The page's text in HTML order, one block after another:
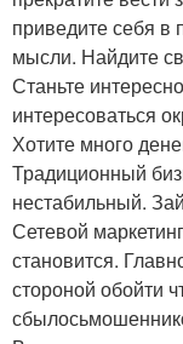
приведите себя в
мысли. Найдите
Станьте
интересоваться
Хотите много
Традиционный
нестабильный.
Сетевой
становится.
стороной обойти